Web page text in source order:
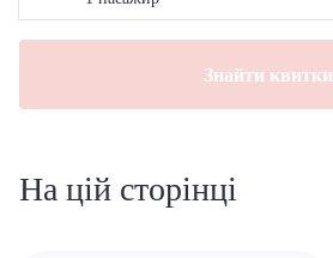
Знайти квитки
На цій сторінці